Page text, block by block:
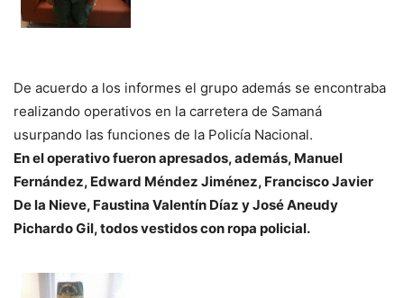
De acuerdo a los informes el grupo además se encontraba
realizando operativos en la carretera de Samaná
usurpando las funciones de la Policía Nacional.
En el operativo fueron apresados, además, Manuel
Fernández, Edward Méndez Jiménez, Francisco Javier
De la Nieve, Faustina Valentín Díaz y José Aneudy
Pichardo Gil, todos vestidos con ropa policial.